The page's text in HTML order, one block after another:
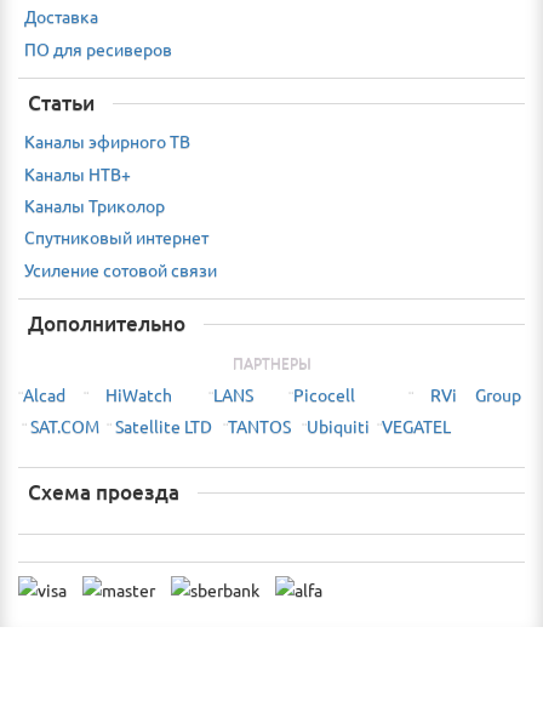
Доставка
ПО для ресиверов
Статьи
Каналы эфирного ТВ
Каналы НТВ+
Каналы Триколор
Спутниковый интернет
Усиление сотовой связи
Дополнительно
ПАРТНЕРЫ
¨Alcad ¨ HiWatch ¨LANS ¨Picocell ¨ RVi Group
¨ SAT.COM ¨ Satellite LTD ¨TANTOS ¨Ubiquiti ¨VEGATEL
Схема проезда